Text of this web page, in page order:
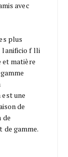
avec
plus
lanificio f lli
et matière
une
de
de
de gamme.